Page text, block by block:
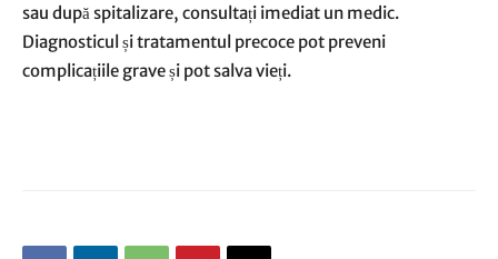
sau după spitalizare, consultați imediat un medic.
Diagnosticul și tratamentul precoce pot preveni
complicațiile grave și pot salva vieți.